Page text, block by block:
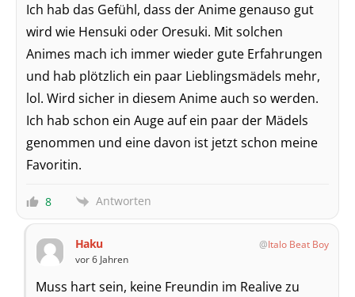
Ich hab das Gefühl, dass der Anime genauso gut
wird wie Hensuki oder Oresuki. Mit solchen
Animes mach ich immer wieder gute Erfahrungen
und hab plötzlich ein paar Lieblingsmädels mehr,
lol. Wird sicher in diesem Anime auch so werden.
Ich hab schon ein Auge auf ein paar der Mädels
genommen und eine davon ist jetzt schon meine
Favoritin.
8 Antworten
Haku
Italo Beat Boy
vor 6 Jahren
Muss hart sein, keine Freundin im Realive zu